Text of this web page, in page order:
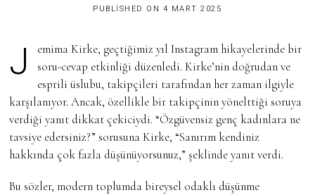
PUBLISHED ON 4 MART 2025
Z
R
A
2
2
5
Jemima Kirke, geçtiğimiz yıl Instagram hikayelerinde bir
soru-cevap etkinliği düzenledi. Kirke’nin doğrudan ve
esprili üslubu, takipçileri tarafından her zaman ilgiyle
karşılanıyor. Ancak, özellikle bir takipçinin yönelttiği soruya
verdiği yanıt dikkat çekiciydi. “Özgüvensiz genç kadınlara ne
tavsiye edersiniz?” sorusuna Kirke, “Sanırım kendiniz
hakkında çok fazla düşünüyorsunuz,” şeklinde yanıt verdi.
Bu sözler, modern toplumda bireysel odaklı düşünme